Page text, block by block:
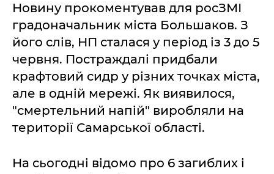
Новину прокоментував для росЗМІ
градоначальник міста Большаков. З
його слів, НП сталася у період із 3 до 5
червня. Постраждалі придбали
крафтовий сидр у різних точках міста,
але в одній мережі. Як виявилося,
"смертельний напій" виробляли на
території Самарської області.
На сьогодні відомо про 6 загиблих і